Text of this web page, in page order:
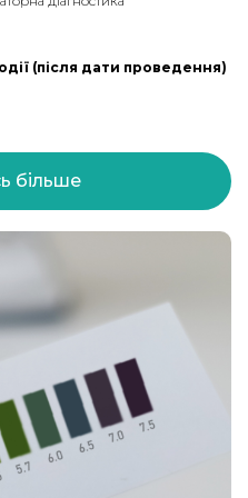
(після дати проведення)
більше